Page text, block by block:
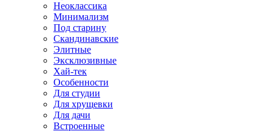
Неоклассика
Минимализм
Под старину
Скандинавские
Элитные
Эксклюзивные
Хай-тек
Особенности
Для студии
Для хрущевки
Для дачи
Встроенные